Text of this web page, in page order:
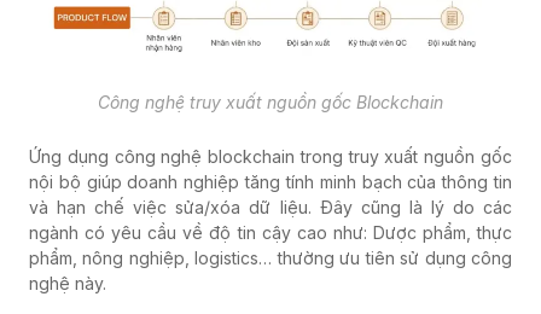
Công nghệ truy xuất nguồn gốc Blockchain
Ứng dụng công nghệ blockchain trong truy xuất nguồn gốc
nội bộ giúp doanh nghiệp tăng tính minh bạch của thông tin
và hạn chế việc sửa/xóa dữ liệu. Đây cũng là lý do các
ngành có yêu cầu về độ tin cậy cao như: Dược phẩm, thực
phẩm, nông nghiệp, logistics… thường ưu tiên sử dụng công
nghệ này.